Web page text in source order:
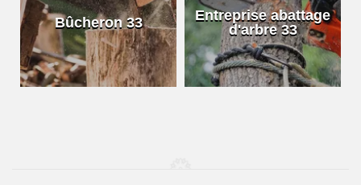
Bûcheron 33
Entreprise abattage
d'arbre 33